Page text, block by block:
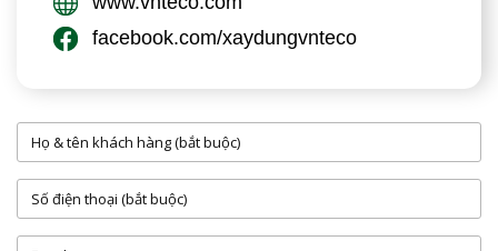
facebook.com/xaydungvnteco